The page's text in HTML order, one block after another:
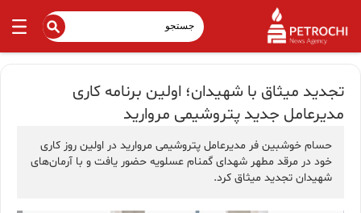
تجدید میثاق با شهیدان؛ اولین برنامه کاری
مدیرعامل جدید پتروشیمی مروارید
حسام خوشبین‌ فر مدیرعامل پتروشیمی مروارید در اولین روز کاری
خود در مرقد مطهر شهدای گمنام عسلویه حضور یافت و با آرمان‌های
شهیدان تجدید میثاق کرد.